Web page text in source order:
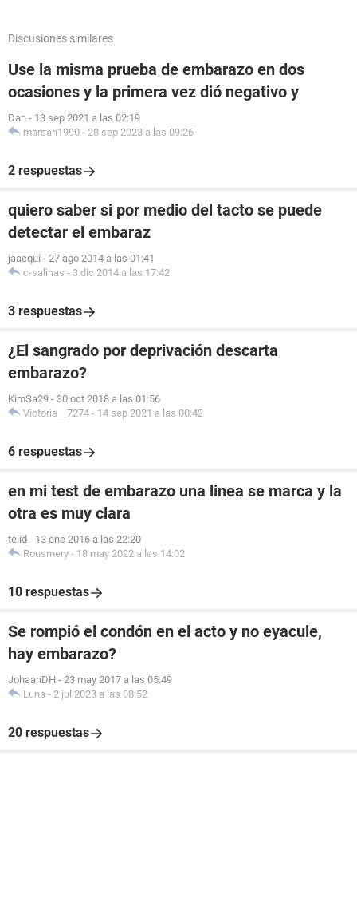
Discusiones similares
Use la misma prueba de embarazo en dos
ocasiones y la primera vez dió negativo y
Dan - 13 sep 2021 a las 02:19
marsan1990 - 28 sep 2023 a las 09:26
2 respuestas
quiero saber si por medio del tacto se puede
detectar el embaraz
jaacqui - 27 ago 2014 a las 01:41
c-salinas - 3 dic 2014 a las 17:42
3 respuestas
¿El sangrado por deprivación descarta
embarazo?
KimSa29 - 30 oct 2018 a las 01:56
Victoria__7274 - 14 sep 2021 a las 00:42
6 respuestas
en mi test de embarazo una linea se marca y la
otra es muy clara
telid - 13 ene 2016 a las 22:20
Rousmery - 18 may 2022 a las 14:02
10 respuestas
Se rompió el condón en el acto y no eyacule,
hay embarazo?
JohaanDH - 23 may 2017 a las 05:49
Luna - 2 jul 2023 a las 08:52
20 respuestas